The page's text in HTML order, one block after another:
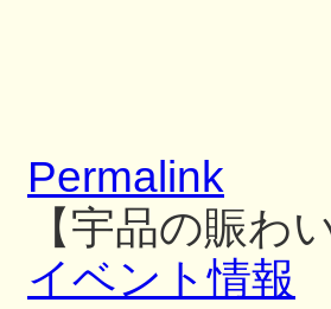
Permalink
【宇品の賑わ
イベント情報